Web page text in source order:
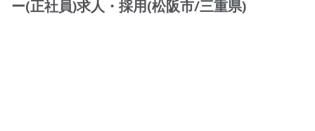
ー(正社員)求人・採用(松阪市/三重県)